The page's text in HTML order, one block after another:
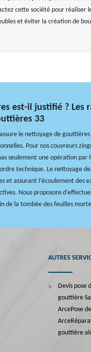
cette société pour réaliser
et éviter la création de
est-il justifié ? Les
33
le nettoyage de gouttières
Pour nos couvreurs
seulement une opération par
technique. Le nettoyage
et assurant l’écoulement des
Nous proposons
de la tombée des feuilles
AUTRES
Devis pose
gouttière
ArcePose
Arce
gouttière